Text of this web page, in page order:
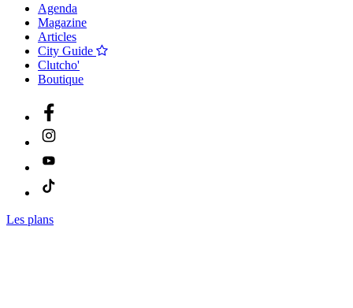
Agenda
Magazine
Articles
City Guide
Clutcho'
Boutique
Les plans